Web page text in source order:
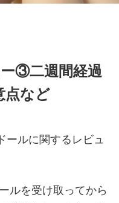
③二週間経過
点など
ルに関するレビュ
ルを受け取ってから